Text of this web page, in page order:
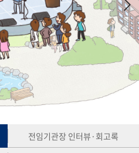
행정박물 영상 기록물
50
주년 광장
전임기관장 인터뷰·회고록